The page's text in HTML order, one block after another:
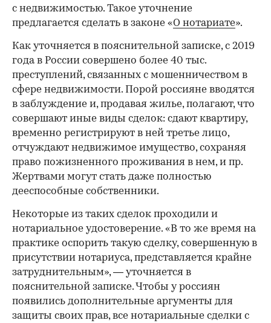
с недвижимостью. Такое уточнение
предлагается сделать в законе «О нотариате».
Как уточняется в пояснительной записке, с 2019
года в России совершено более 40 тыс.
преступлений, связанных с мошенничеством в
сфере недвижимости. Порой россияне вводятся
в заблуждение и, продавая жилье, полагают, что
совершают иные виды сделок: сдают квартиру,
временно регистрируют в ней третье лицо,
отчуждают недвижимое имущество, сохраняя
право пожизненного проживания в нем, и пр.
Жертвами могут стать даже полностью
дееспособные собственники.
Некоторые из таких сделок проходили и
нотариальное удостоверение. «В то же время на
практике оспорить такую сделку, совершенную в
присутствии нотариуса, представляется крайне
затруднительным», — уточняется в
пояснительной записке. Чтобы у россиян
появились дополнительные аргументы для
защиты своих прав, все нотариальные сделки с